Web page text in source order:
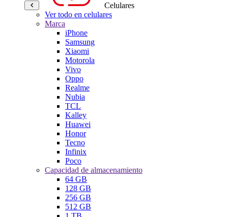
Celulares
Ver todo en celulares
Marca
iPhone
Samsung
Xiaomi
Motorola
Vivo
Oppo
Realme
Nubia
TCL
Kalley
Huawei
Honor
Tecno
Infinix
Poco
Capacidad de almacenamiento
64 GB
128 GB
256 GB
512 GB